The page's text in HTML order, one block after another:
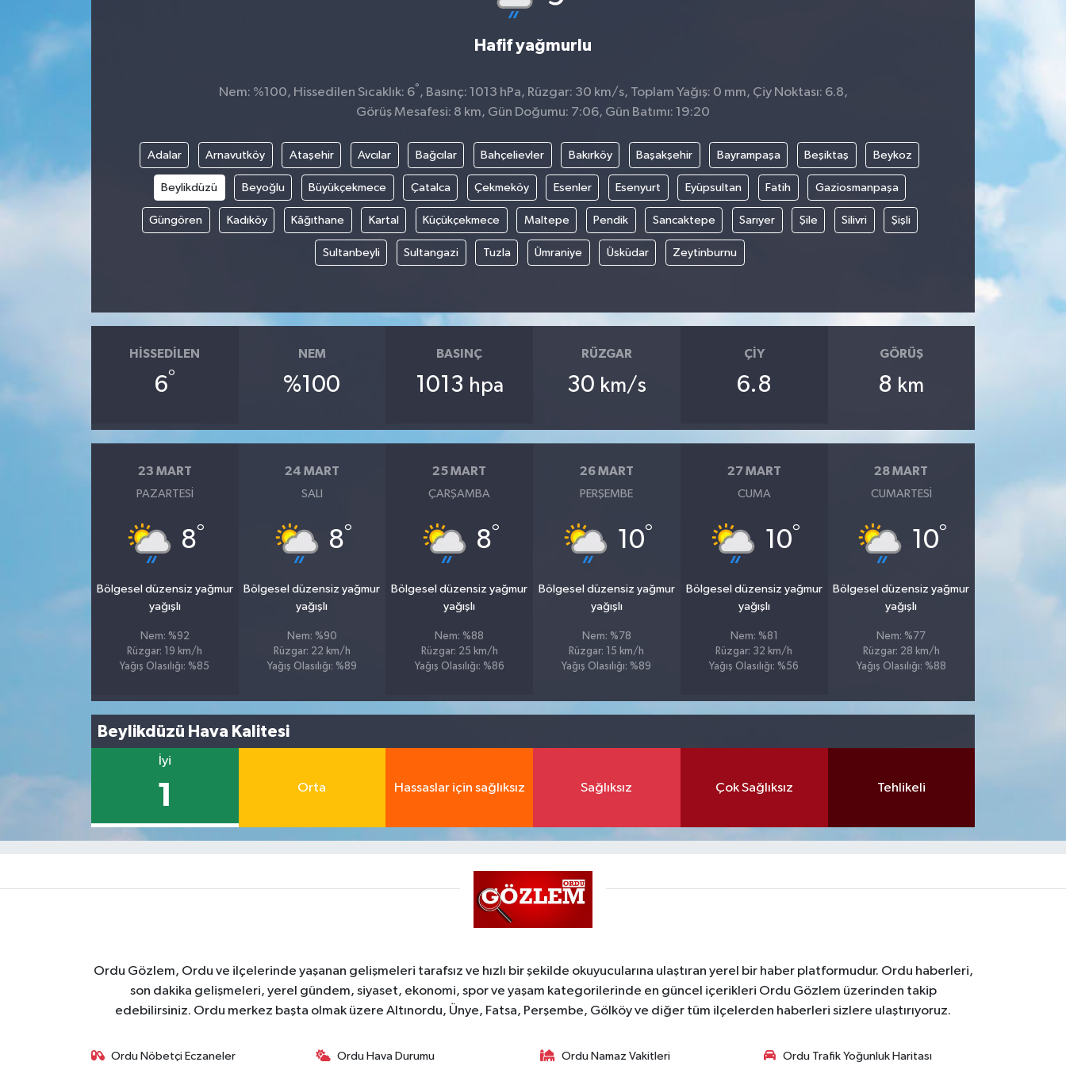
Hafif yağmurlu
Nem: %100, Hissedilen Sıcaklık: 6° , Basınç: 1013 hPa, Rüzgar: 30 km/s, Toplam Yağış: 0 mm, Çiy Noktası: 6.8,
Görüş Mesafesi: 8 km, Gün Doğumu: 7:06, Gün Batımı: 19:20
Adalar Arnavutköy Ataşehir Avcılar Bağcılar Bahçelievler Bakırköy Başakşehir Bayrampaşa Beşiktaş Beykoz
Beylikdüzü Beyoğlu Büyükçekmece Çatalca Çekmeköy Esenler Esenyurt Eyüpsultan Fatih Gaziosmanpaşa
Güngören Kadıköy Kâğıthane Kartal Küçükçekmece Maltepe Pendik Sancaktepe Sarıyer Şile Silivri Şişli
Sultanbeyli Sultangazi Tuzla Ümraniye Üsküdar Zeytinburnu
HISSEDILEN
6°
NEM
%100
BASINÇ
1013 hpa
RÜZGAR
30 km/s
ÇIY
6.8
GÖRÜŞ
8 km
23 MART
PAZARTESI
8°
Bölgesel düzensiz yağmur
yağışlı
Nem: %92
Rüzgar: 19 km/h
Yağış Olasılığı: %85
24 MART
SALI
8°
Bölgesel düzensiz yağmur
yağışlı
Nem: %90
Rüzgar: 22 km/h
Yağış Olasılığı: %89
25 MART
ÇARŞAMBA
8°
Bölgesel düzensiz yağmur
yağışlı
Nem: %88
Rüzgar: 25 km/h
Yağış Olasılığı: %86
26 MART
PERŞEMBE
10°
Bölgesel düzensiz yağmur
yağışlı
Nem: %78
Rüzgar: 15 km/h
Yağış Olasılığı: %89
27 MART
CUMA
10°
Bölgesel düzensiz yağmur
yağışlı
Nem: %81
Rüzgar: 32 km/h
Yağış Olasılığı: %56
28 MART
CUMARTESI
10°
Bölgesel düzensiz yağmur
yağışlı
Nem: %77
Rüzgar: 28 km/h
Yağış Olasılığı: %88
Beylikdüzü Hava Kalitesi
İyi
1 Orta Hassaslar için sağlıksız Sağlıksız Çok Sağlıksız Tehlikeli
Ordu Gözlem, Ordu ve ilçelerinde yaşanan gelişmeleri tarafsız ve hızlı bir şekilde okuyucularına ulaştıran yerel bir haber platformudur. Ordu haberleri,
son dakika gelişmeleri, yerel gündem, siyaset, ekonomi, spor ve yaşam kategorilerinde en güncel içerikleri Ordu Gözlem üzerinden takip
edebilirsiniz. Ordu merkez başta olmak üzere Altınordu, Ünye, Fatsa, Perşembe, Gölköy ve diğer tüm ilçelerden haberleri sizlere ulaştırıyoruz.
Ordu Nöbetçi Eczaneler Ordu Hava Durumu Ordu Namaz Vakitleri Ordu Trafik Yoğunluk Haritası